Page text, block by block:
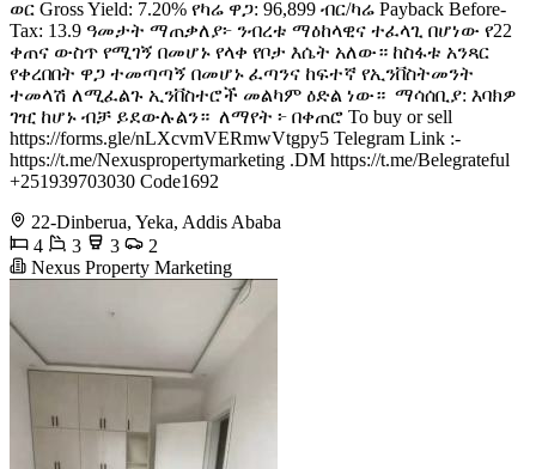
ወር Gross Yield: 7.20% የካሬ ዋጋ: 96,899 ብር/ካሬ Payback Before-
Tax: 13.9 ዓመታት ማጠቃለያ፦ ንብረቱ ማዕከላዊና ተፈላጊ በሆነው የ22
ቀጠና ውስጥ የሚገኝ በመሆኑ የላቀ የቦታ እሴት አለው። ከስፋቱ አንጻር
የቀረበበት ዋጋ ተመጣጣኝ በመሆኑ ፈጣንና ከፍተኛ የኢንቨስትመንት
ተመላሽ ለሚፈልጉ ኢንቨስተሮች መልካም ዕድል ነው። ️ ማሳሰቢያ: እባክዎ
ገዢ ከሆኑ ብቻ ይደውሉልን። ️ ለማየት ፦ በቀጠሮ To buy or sell
https://forms.gle/nLXcvmVERmwVtgpy5 Telegram Link :-
https://t.me/Nexuspropertymarketing .DM https://t.me/Belegrateful
+251939703030 Code1692
22-Dinberua, Yeka, Addis Ababa
4
3 3
2
Nexus Property Marketing